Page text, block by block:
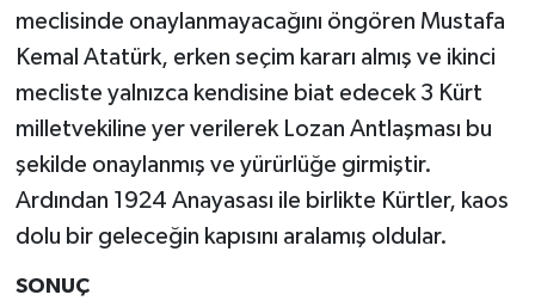
meclisinde onaylanmayacağını öngören Mustafa
Kemal Atatürk, erken seçim kararı almış ve ikinci
mecliste yalnızca kendisine biat edecek 3 Kürt
milletvekiline yer verilerek Lozan Antlaşması bu
şekilde onaylanmış ve yürürlüğe girmiştir.
Ardından 1924 Anayasası ile birlikte Kürtler, kaos
dolu bir geleceğin kapısını aralamış oldular.
SONUÇ